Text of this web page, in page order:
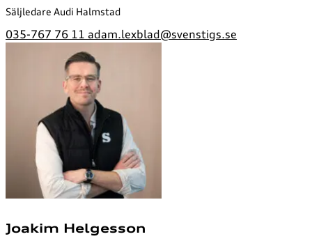
Säljledare Audi Halmstad
035-767 76 11 adam.lexblad@svenstigs.se
Joakim Helgesson